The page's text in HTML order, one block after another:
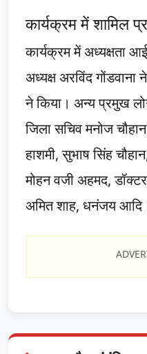
कार्यक्रम में शामिल
कार्यक्रम में अध्यक्षता
अध्यक्ष अरविंद
ने किया। अन्य प्रमुख
जिला सचिव मनोज
हाशमी, सुभाष सिंह
मोहन वजी अहमद,
अमित शाह, धनंजय